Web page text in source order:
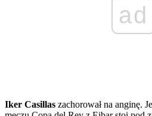
ad
Iker Casillas zachorował na anginę.